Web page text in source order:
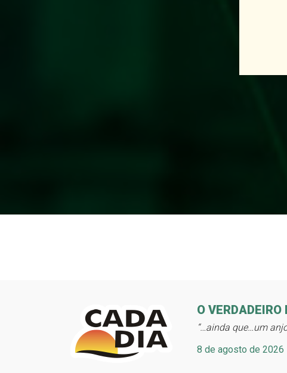
O VERDADEIRO
“…ainda que…um
8 de agosto de 2026